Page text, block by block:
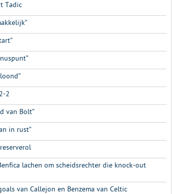
Tadic
2
van Bolt”
in rust”
lachen om scheidsrechter die knock-out
van Callejon en Benzema van Celtic